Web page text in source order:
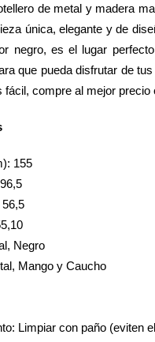
de metal y madera
única, elegante y de
negro, es el lugar
que pueda disfrutar de
fácil, compre al mejor
155
Negro
Mango y Caucho
Limpiar con paño (eviten